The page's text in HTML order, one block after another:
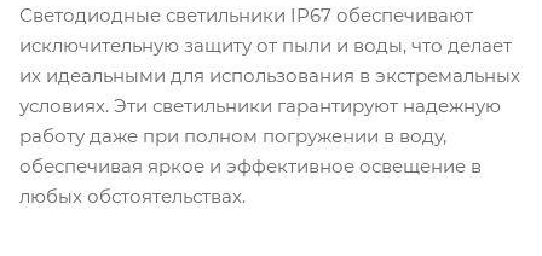
Светодиодные светильники IP67 обеспечивают
исключительную защиту от пыли и воды, что делает
их идеальными для использования в экстремальных
условиях. Эти светильники гарантируют надежную
работу даже при полном погружении в воду,
обеспечивая яркое и эффективное освещение в
любых обстоятельствах.